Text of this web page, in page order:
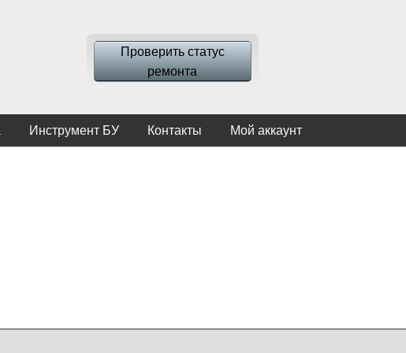
Проверить статус
ремонта
Инструмент БУ Контакты Мой аккаунт